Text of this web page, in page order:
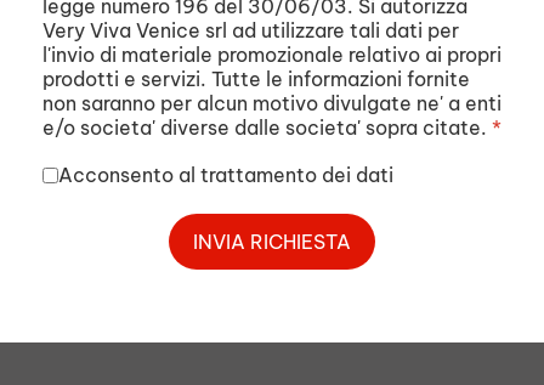
legge numero 196 del 30/06/03. Si autorizza
Very Viva Venice srl ad utilizzare tali dati per
l'invio di materiale promozionale relativo ai propri
prodotti e servizi. Tutte le informazioni fornite
non saranno per alcun motivo divulgate ne' a enti
e/o societa' diverse dalle societa' sopra citate. *
Acconsento al trattamento dei dati
INVIA RICHIESTA